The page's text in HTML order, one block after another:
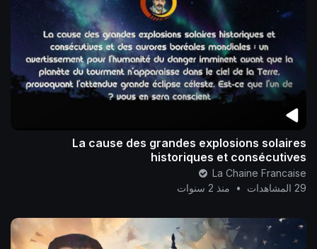
La cause des grandes explosions solaires
historiques et consécutives
La Chaine Francaise
29 المشاهدات
• منذ 2 سنوات